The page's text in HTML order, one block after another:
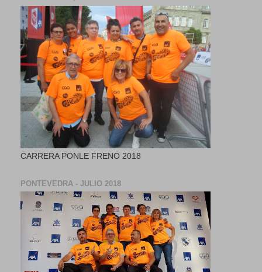
CARRERA PONLE FRENO 2018
PONTEVEDRA - JULIO 2018